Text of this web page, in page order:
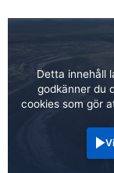
Detta innehåll
godkänner du
cookies som gör